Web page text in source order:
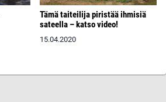
Tämä taiteilija piristää ihmisiä
sateella – katso video!
15.04.2020